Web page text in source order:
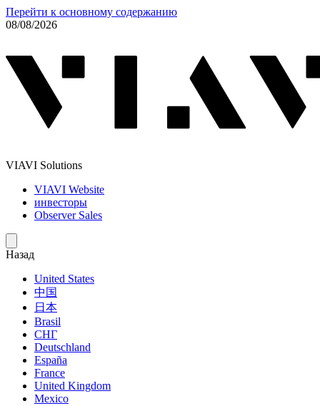
Перейти к основному содержанию
08/08/2026
VIAVI Solutions
VIAVI Website
инвесторы
Observer Sales
Назад
United States
中国
日本
Brasil
СНГ
Deutschland
España
France
United Kingdom
Mexico